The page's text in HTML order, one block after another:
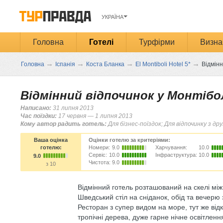
УКРАЇНА
Головна Готелі Турфірми
Головна → Іспанія → Коста Бланка → El Montiboli Hotel 5* →
Відмінний відпочинок у
Написано: 31 липня 2013
Час поїздки: 17 червня — 1 липня 2013
Кому автор радить готель: Для бізнес-поїздок; Для відпочинку з
Ваша оцінка
готелю:
9.0
з 10
Оцінки готелю за критеріями:
Номери: 9.0
Сервіс: 10.0
Чистота: 9.0
Харчування:
10.0
Інфраструктура: 10.0
Відмінний готель розташований на скелі
Шведський стіл на сніданок, обід та
Ресторан з супер видом на море, тут же
тропічні дерева, дуже гарне нічне